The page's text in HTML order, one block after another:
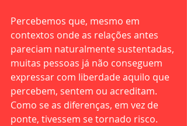
Percebemos que, mesmo em
contextos onde as relações antes
pareciam naturalmente sustentadas,
muitas pessoas já não conseguem
expressar com liberdade aquilo que
percebem, sentem ou acreditam.
Como se as diferenças, em vez de
ponte, tivessem se tornado risco.